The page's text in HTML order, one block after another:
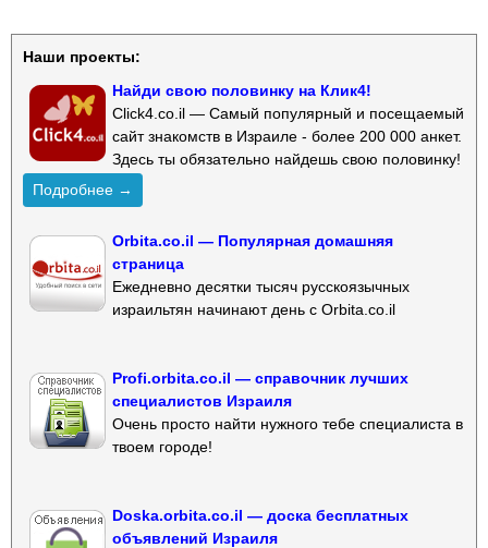
Наши проекты:
Найди свою половинку на Клик4!
Click4.co.il — Самый популярный и посещаемый
сайт знакомств в Израиле - более 200 000 анкет.
Здесь ты обязательно найдешь свою половинку!
Подробнее →
Orbita.co.il — Популярная домашняя
страница
Ежедневно десятки тысяч русскоязычных
израильтян начинают день с Orbita.co.il
Profi.orbita.co.il — справочник лучших
специалистов Израиля
Очень просто найти нужного тебе специалиста в
твоем городе!
Doska.orbita.co.il — доска бесплатных
объявлений Израиля